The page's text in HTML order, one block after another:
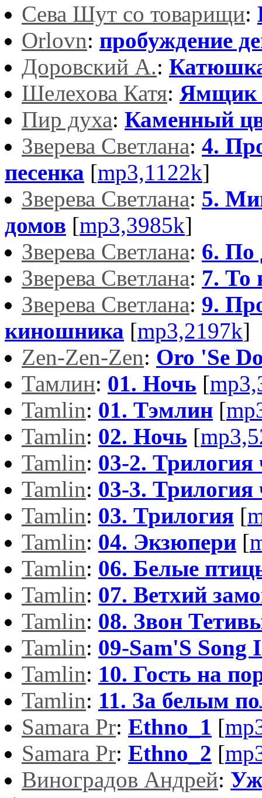
Сева Шут со товарищи:
Orlovn: пробуждение
Доровский А.:
Шелехова Катя: Ямщик
Пир духа: Каменный
Зверева Светлана: 4.
песенка [mp3,1122k]
Зверева Светлана: 5.
домов [mp3,3985k]
Зверева Светлана: 6. По
Зверева Светлана: 7. То
Зверева Светлана: 9.
киношника [mp3,2197k]
Zen-Zen-Zen: Oro 'Se
Тамлин: 01. Ночь [
Tamlin: 01. Тэмлин [
Tamlin: 02. Ночь [
Tamlin: 03-2. Трилогия
Tamlin: 03-3. Трилогия
Tamlin: 03. Трилогия [
Tamlin: 04. Экзюпери [
Tamlin: 06. Белые
Tamlin: 07. Ветхий
Tamlin: 08. Звон
Tamlin: 09-Sam'S Song
Tamlin: 10. Гость на
Tamlin: 11. За белым
Samara Pr: Ethno_1 [
Samara Pr: Ethno_2 [
Виноградов Андрей: Уж